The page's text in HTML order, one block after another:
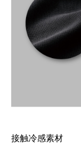
接触冷感素材